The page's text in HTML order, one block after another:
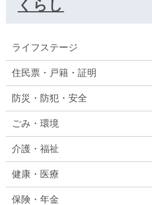
くらし
ライフステージ
住民票・戸籍・証明
防災・防犯・安全
ごみ・環境
介護・福祉
健康・医療
保険・年金